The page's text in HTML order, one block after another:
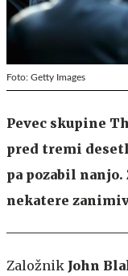
Foto: Getty Images
Pevec skupine
pred tremi
pa pozabil
nekatere
Založnik John